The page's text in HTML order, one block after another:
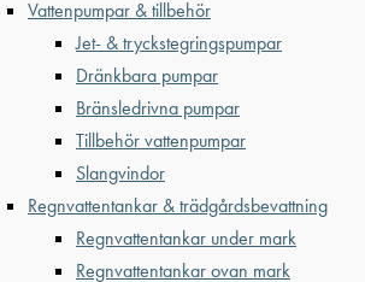
Vattenpumpar & tillbehör
Jet- & tryckstegringspumpar
Dränkbara pumpar
Bränsledrivna pumpar
Tillbehör vattenpumpar
Slangvindor
Regnvattentankar & trädgårdsbevattning
Regnvattentankar under mark
Regnvattentankar ovan mark